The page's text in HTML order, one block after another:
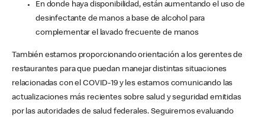
En donde haya disponibilidad, están aumentando el uso de
desinfectante de manos a base de alcohol para
complementar el lavado frecuente de manos
También estamos proporcionando orientación a los gerentes de
restaurantes para que puedan manejar distintas situaciones
relacionadas con el COVID-19 y les estamos comunicando las
actualizaciones más recientes sobre salud y seguridad emitidas
por las autoridades de salud federales. Seguiremos evaluando